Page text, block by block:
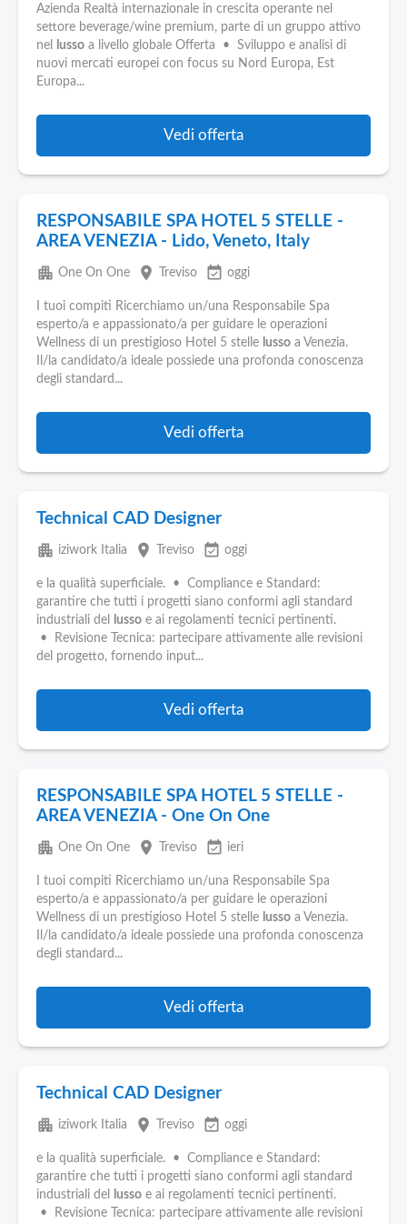
Azienda Realtà internazionale in crescita operante nel
settore beverage/wine premium, parte di un gruppo attivo
nel
lusso a livello globale Offerta • Sviluppo e analisi di
nuovi mercati europei con focus su Nord Europa, Est
Europa...
Vedi offerta
RESPONSABILE SPA HOTEL 5 STELLE -
AREA VENEZIA - Lido, Veneto, Italy
apartment One On One place Treviso event_available oggi
I tuoi compiti Ricerchiamo un/una Responsabile Spa
esperto/a e appassionato/a per guidare le operazioni
Wellness di un prestigioso Hotel 5 stelle lusso a Venezia.
Il/la candidato/a ideale possiede una profonda conoscenza
degli standard...
Vedi offerta
Technical CAD Designer
apartment iziwork Italia place Treviso event_available oggi
e la qualità superficiale. • Compliance e Standard:
garantire che tutti i progetti siano conformi agli standard
industriali del
lusso e ai regolamenti tecnici pertinenti.
• Revisione Tecnica: partecipare attivamente alle revisioni
del progetto, fornendo input...
Vedi offerta
RESPONSABILE SPA HOTEL 5 STELLE -
AREA VENEZIA - One On One
apartment One On One place Treviso event_available ieri
I tuoi compiti Ricerchiamo un/una Responsabile Spa
esperto/a e appassionato/a per guidare le operazioni
Wellness di un prestigioso Hotel 5 stelle lusso a Venezia.
Il/la candidato/a ideale possiede una profonda conoscenza
degli standard...
Vedi offerta
Technical CAD Designer
apartment iziwork Italia place Treviso event_available oggi
e la qualità superficiale. • Compliance e Standard:
garantire che tutti i progetti siano conformi agli standard
industriali del
lusso e ai regolamenti tecnici pertinenti.
• Revisione Tecnica: partecipare attivamente alle revisioni